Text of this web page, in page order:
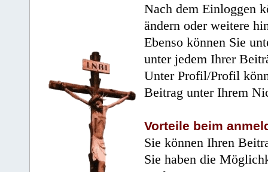
Nach dem Einloggen
ändern oder weitere
Ebenso können Sie
unter jedem Ihrer
Unter Profil/Profil
Beitrag unter Ihrem
Vorteile beim
Sie können Ihren
Sie haben die